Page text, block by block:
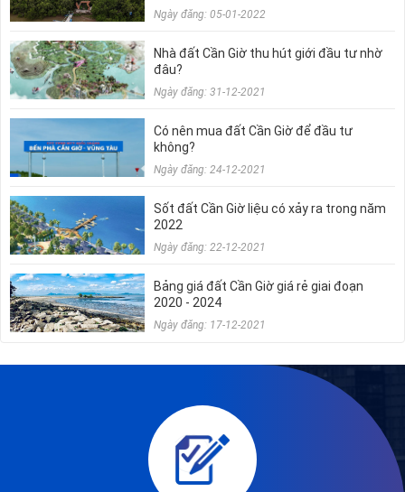
Ngày đăng: 05-01-2022
Nhà đất Cần Giờ thu hút giới đầu tư nhờ
đâu?
Ngày đăng: 31-12-2021
Có nên mua đất Cần Giờ để đầu tư
không?
Ngày đăng: 24-12-2021
Sốt đất Cần Giờ liệu có xảy ra trong năm
2022
Ngày đăng: 22-12-2021
Bảng giá đất Cần Giờ giá rẻ giai đoạn
2020 - 2024
Ngày đăng: 17-12-2021